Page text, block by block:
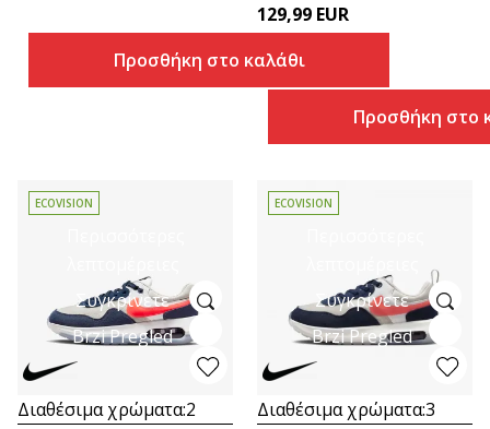
Προσθήκη στο καλάθι
129,99 EUR
Προσθήκη στο
Συγκρίνετε
Brzi Pregled
ECOVISION
Διαθέσιμα χρώματα:2
Συγκρίνετε
Brzi Pregled
ECOVISION
Διαθέσιμα χρώματα:3